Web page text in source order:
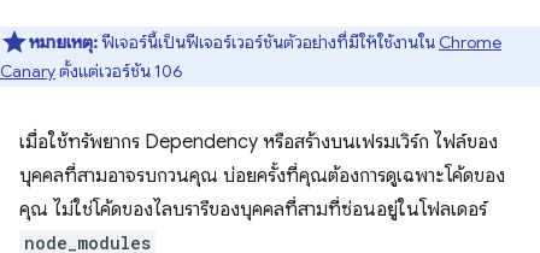
หมายเหตุ:ฟีเจอร์นี้เป็นฟีเจอร์เวอร์ชันตัวอย่างที่มีให้ใช้งานใน Chrome
Canaryตั้งแต่เวอร์ชัน 106
เมื่อใช้ทรัพยากร Dependency หรือสร้างบนเฟรมเวิร์ก ไฟล์ของ
บุคคลที่สามอาจรบกวนคุณ บ่อยครั้งที่คุณต้องการดูเฉพาะโค้ดของ
คุณ ไม่ใช่โค้ดของไลบรารีของบุคคลที่สามที่ซ่อนอยู่ในโฟลเดอร์
node_modules